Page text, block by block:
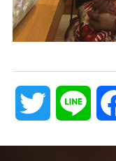
Twitter Line